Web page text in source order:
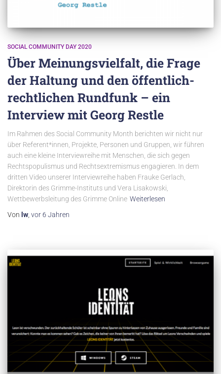
SOCIAL COMMUNITY DAY 2020
Über Meinungsvielfalt, die Frage
der Haltung und den öffentlich-
rechtlichen Rundfunk – ein
Interview mit Georg Restle
Im Rahmen des Social Community Month berichten wir nicht nur
über Referent*innen, Projekte, Personen und Gruppen, wir führen
auch eine kleine Interviewreihe mit Menschen, die sich gegen
Rechtspopulismus und Rechtsextremismus engagieren. In dem
dritten Video unserer Interviewreihe haben Frauke Gerlach,
Direktorin des Grimme-Instituts und Vera Lisakowski,
Wettbewerbsleitung des Grimme Online Weiterlesen
Von lw vor 6 Jahren